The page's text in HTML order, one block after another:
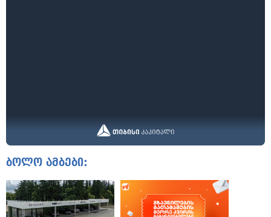
ბოლო ამბები: